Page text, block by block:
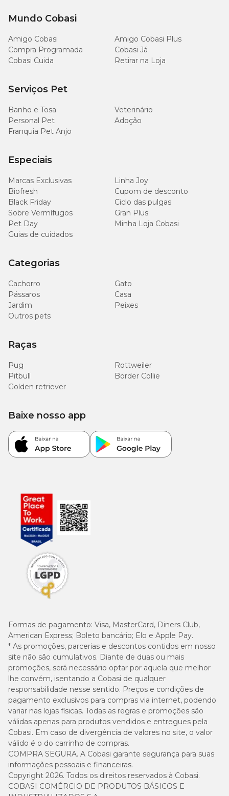
Mundo Cobasi
Amigo Cobasi
Amigo Cobasi Plus
Compra Programada
Cobasi Já
Cobasi Cuida
Retirar na Loja
Serviços Pet
Banho e Tosa
Veterinário
Personal Pet
Adoção
Franquia Pet Anjo
Especiais
Marcas Exclusivas
Linha Joy
Biofresh
Cupom de desconto
Black Friday
Ciclo das pulgas
Sobre Vermífugos
Gran Plus
Pet Day
Minha Loja Cobasi
Guias de cuidados
Categorias
Cachorro
Gato
Pássaros
Casa
Jardim
Peixes
Outros pets
Raças
Pug
Rottweiler
Pitbull
Border Collie
Golden retriever
Formas de pagamento: Visa, MasterCard, Diners Club,
American Express; Boleto bancário; Elo e Apple Pay.
* As promoções, parcerias e descontos contidos em nosso
site não são cumulativos. Diante de duas ou mais
promoções, será necessário optar por aquela que melhor
lhe convém, isentando a Cobasi de qualquer
responsabilidade nesse sentido. Preços e condições de
pagamento exclusivos para compras via internet, podendo
variar nas lojas físicas. Todas as regras e promoções são
válidas apenas para produtos vendidos e entregues pela
Cobasi. Em caso de divergência de valores no site, o valor
válido é o do carrinho de compras.
COMPRA SEGURA. A Cobasi garante segurança para suas
informações pessoais e financeiras.
Copyright 2026. Todos os direitos reservados à Cobasi.
COBASI COMÉRCIO DE PRODUTOS BÁSICOS E
Baixe nosso app